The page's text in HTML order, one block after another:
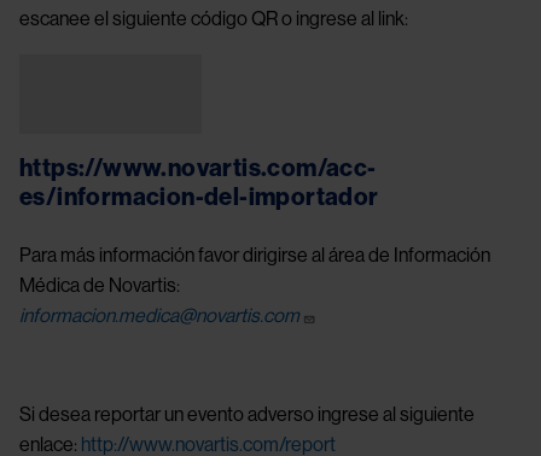
escanee el siguiente código QR o ingrese al link:
https://www.novartis.com/acc-
es/informacion-del-importador
Para más información favor dirigirse al área de Información
Médica de Novartis:
informacion.medica@novartis.com
Si desea reportar un evento adverso ingrese al siguiente
enlace: http://www.novartis.com/report